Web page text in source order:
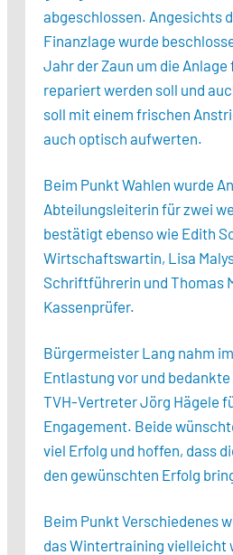
abgeschlossen. Angesichts
Finanzlage wurde
Jahr der Zaun um die
repariert werden soll und
soll mit einem frischen
auch optisch aufwerten.
Beim Punkt Wahlen wurde
Abteilungsleiterin für zwei
bestätigt ebenso wie Edith
Wirtschaftswartin, Lisa
Schriftführerin und Thomas
Kassenprüfer.
Bürgermeister Lang nahm
Entlastung vor und
TVH-Vertreter Jörg Hägele
Engagement. Beide
viel Erfolg und hoffen, dass
den gewünschten Erfolg
Beim Punkt Verschiedenes
das Wintertraining vielleicht